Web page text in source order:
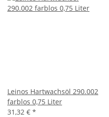
Leinos Hartwachsöl 290.002
farblos 0,75 Liter
31,32 € *